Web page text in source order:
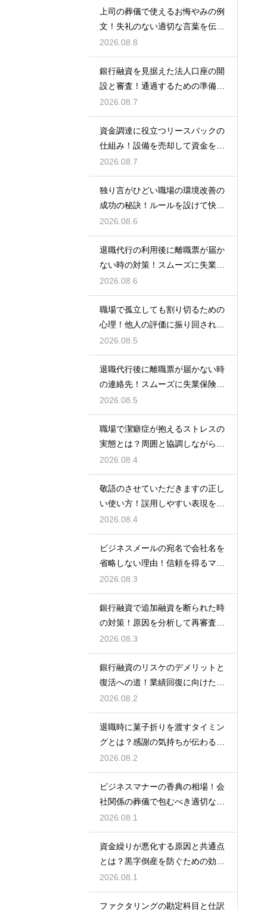
上司の葬儀で使えるお悔やみの例
文！失礼のない適切な言葉を伝え
る例文
2026.08.8
銀行融資を見据えた法人口座の開
設と審査！通過するための準備と
ポイント
2026.08.7
資金調達に役立つリースバックの
仕組み！設備を売却して資金を得
る方法
2026.08.7
独り言がひどい職場の環境改善の
成功の秘訣！ルールを設けて快適
な空間を作る
2026.08.6
退職代行の利用後に離職票が届か
ない時の対策！スムーズに失業保
険をもらう
2026.08.6
職場で孤立しても割り切るための
心理！他人の評価に振り回されな
いための術
2026.08.5
退職代行後に離職票が届かない時
の連絡先！スムーズに失業保険を
もらう術
2026.08.5
職場で潔癖症が抱えるストレスの
実態とは？周囲と協調しながら快
適に働く術
2026.08.4
敬語のさせていただきますの正し
い使い方！誤用しやすい表現を理
解する術
2026.08.4
ビジネスメールの宛名で会社名を
省略しない理由！信頼を得るマナ
ー
2026.08.3
銀行融資で追加融資を断られた時
の対策！原因を分析して再審査を
狙う
2026.08.3
銀行融資のリスケのデメリットと
復活への道！業績回復に向けた事
業計画
2026.08.2
退職時に菓子折りを渡すタイミン
グとは？感謝の気持ちが伝わる正
しいマナー
2026.08.2
ビジネスマナーの香典の相場！会
社関係の葬儀で包むべき適切な金
額の目安
2026.08.1
資金繰りが悪化する原因と共通点
とは？黒字倒産を防ぐための効果
的な対策
2026.08.1
ファクタリングの勘定科目と仕訳